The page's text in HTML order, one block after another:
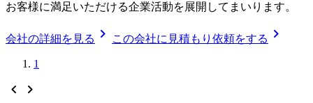
お客様に満足いただける企業活動を展開してまいります。
会社の詳細を見る chevron_right この会社に見積もり依頼をする chevron_right
1
chevron_left chevron_right